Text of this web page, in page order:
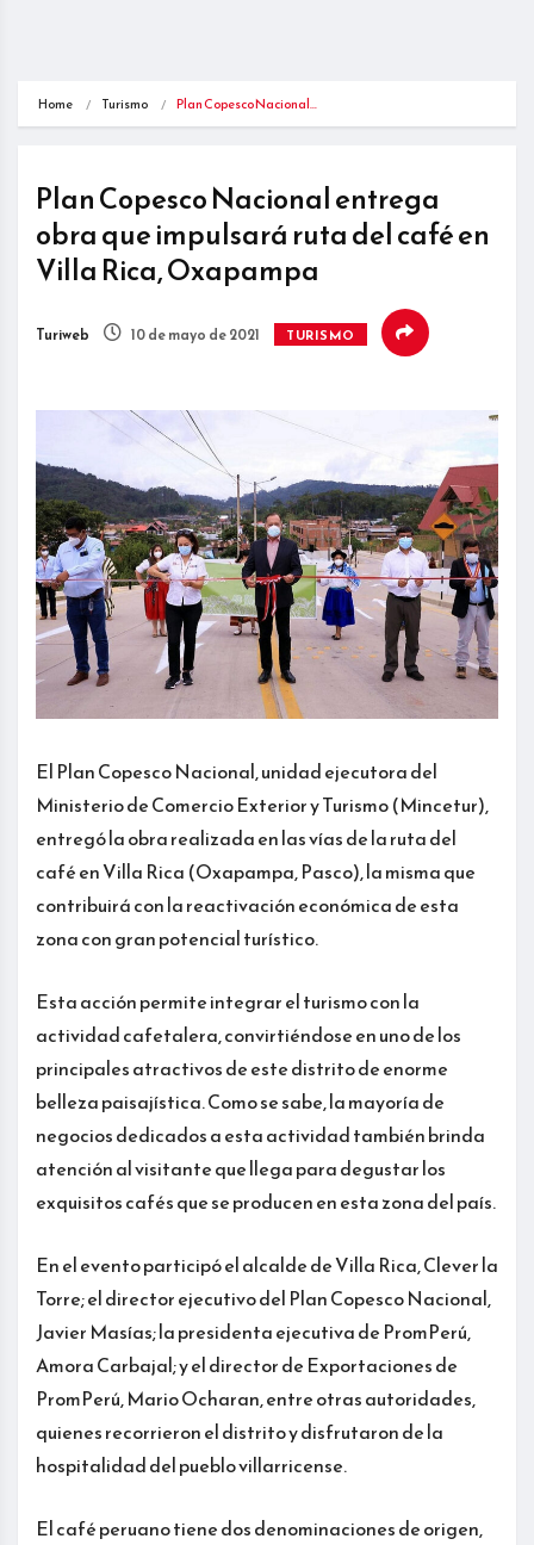
Home Turismo Plan Copesco Nacional…
Plan Copesco Nacional entrega
obra que impulsará ruta del café en
Villa Rica, Oxapampa
Turiweb 10 de mayo de 2021 TURISMO
El Plan Copesco Nacional, unidad ejecutora del
Ministerio de Comercio Exterior y Turismo (Mincetur),
entregó la obra realizada en las vías de la ruta del
café en Villa Rica (Oxapampa, Pasco), la misma que
contribuirá con la reactivación económica de esta
zona con gran potencial turístico.
Esta acción permite integrar el turismo con la
actividad cafetalera, convirtiéndose en uno de los
principales atractivos de este distrito de enorme
belleza paisajística. Como se sabe, la mayoría de
negocios dedicados a esta actividad también brinda
atención al visitante que llega para degustar los
exquisitos cafés que se producen en esta zona del país.
En el evento participó el alcalde de Villa Rica, Clever la
Torre; el director ejecutivo del Plan Copesco Nacional,
Javier Masías; la presidenta ejecutiva de PromPerú,
Amora Carbajal; y el director de Exportaciones de
PromPerú, Mario Ocharan, entre otras autoridades,
quienes recorrieron el distrito y disfrutaron de la
hospitalidad del pueblo villarricense.
El café peruano tiene dos denominaciones de origen,